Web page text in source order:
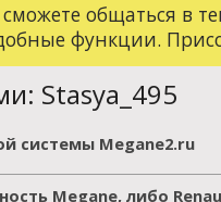
общаться в
функции.
Stasya_495
системы Megane2.ru
Megane, либо